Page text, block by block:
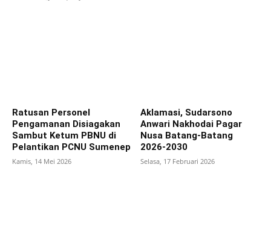
Ratusan Personel
Pengamanan Disiagakan
Sambut Ketum PBNU di
Pelantikan PCNU Sumenep
Kamis, 14 Mei 2026
Aklamasi, Sudarsono
Anwari Nakhodai Pagar
Nusa Batang-Batang
2026-2030
Selasa, 17 Februari 2026